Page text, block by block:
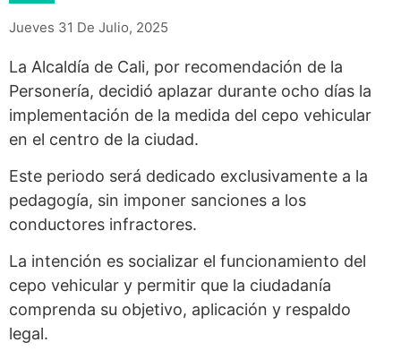
Jueves 31 De Julio, 2025
La Alcaldía de Cali, por recomendación de la
Personería, decidió aplazar durante ocho días la
implementación de la medida del cepo vehicular
en el centro de la ciudad.
Este periodo será dedicado exclusivamente a la
pedagogía, sin imponer sanciones a los
conductores infractores.
La intención es socializar el funcionamiento del
cepo vehicular y permitir que la ciudadanía
comprenda su objetivo, aplicación y respaldo
legal.